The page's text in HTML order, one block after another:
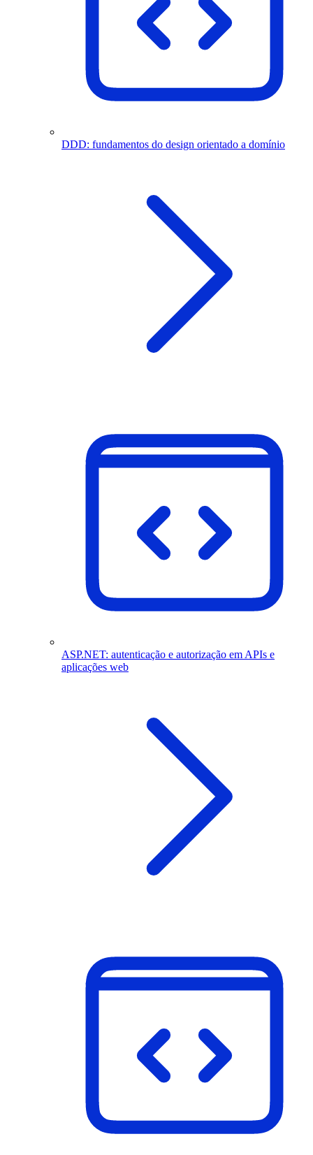
DDD: fundamentos do design orientado a domínio
ASP.NET: autenticação e autorização em APIs e
aplicações web